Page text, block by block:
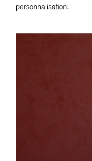
personnalisation.